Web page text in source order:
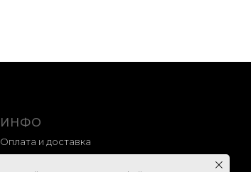
ИНФО
Оплата и доставка